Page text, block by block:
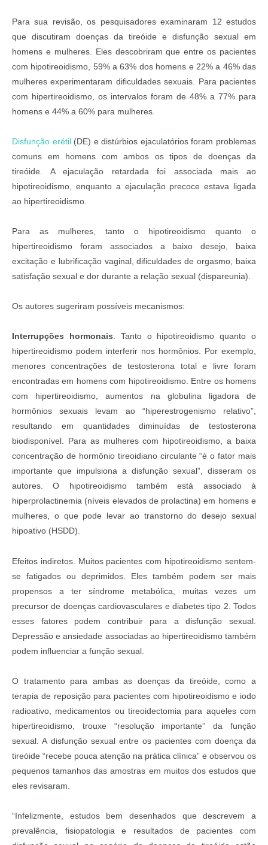
Para sua revisão, os pesquisadores examinaram 12 estudos
que discutiram doenças da tireóide e disfunção sexual em
homens e mulheres. Eles descobriram que entre os pacientes
com hipotireoidismo, 59% a 63% dos homens e 22% a 46% das
mulheres experimentaram dificuldades sexuais. Para pacientes
com hipertireoidismo, os intervalos foram de 48% a 77% para
homens e 44% a 60% para mulheres.
Disfunção erétil(DE) e distúrbios ejaculatórios foram problemas
comuns em homens com ambos os tipos de doenças da
tireóide. A ejaculação retardada foi associada mais ao
hipotireoidismo, enquanto a ejaculação precoce estava ligada
ao hipertireoidismo.
Para as mulheres, tanto o hipotireoidismo quanto o
hipertireoidismo foram associados a baixo desejo, baixa
excitação e lubrificação vaginal, dificuldades de orgasmo, baixa
satisfação sexual e dor durante a relação sexual (dispareunia).
Os autores sugeriram possíveis mecanismos:
Interrupções hormonais. Tanto o hipotireoidismo quanto o
hipertireoidismo podem interferir nos hormônios. Por exemplo,
menores concentrações de testosterona total e livre foram
encontradas em homens com hipotireoidismo. Entre os homens
com hipertireoidismo, aumentos na globulina ligadora de
hormônios sexuais levam ao “hiperestrogenismo relativo”,
resultando em quantidades diminuídas de testosterona
biodisponível. Para as mulheres com hipotireoidismo, a baixa
concentração de hormônio tireoidiano circulante “é o fator mais
importante que impulsiona a disfunção sexual”, disseram os
autores. O hipotireoidismo também está associado à
hiperprolactinemia (níveis elevados de prolactina) em homens e
mulheres, o que pode levar ao transtorno do desejo sexual
hipoativo (HSDD).
Efeitos indiretos. Muitos pacientes com hipotireoidismo sentem-
se fatigados ou deprimidos. Eles também podem ser mais
propensos a ter síndrome metabólica, muitas vezes um
precursor de doenças cardiovasculares e diabetes tipo 2. Todos
esses fatores podem contribuir para a disfunção sexual.
Depressão e ansiedade associadas ao hipertireoidismo também
podem influenciar a função sexual.
O tratamento para ambas as doenças da tireóide, como a
terapia de reposição para pacientes com hipotireoidismo e iodo
radioativo, medicamentos ou tireoidectomia para aqueles com
hipertireoidismo, trouxe “resolução importante” da função
sexual. A disfunção sexual entre os pacientes com doença da
tireóide “recebe pouca atenção na prática clínica” e observou os
pequenos tamanhos das amostras em muitos dos estudos que
eles revisaram.
“Infelizmente, estudos bem desenhados que descrevem a
prevalência, fisiopatologia e resultados de pacientes com